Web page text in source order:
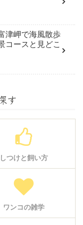
津岬で海風散歩
コースと見どこ
す
しつけと飼い方
ワンコの雑学